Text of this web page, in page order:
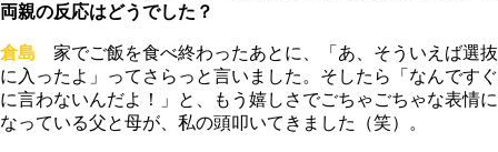
両親の反応はどうでした？
倉島 家でご飯を食べ終わったあとに、「あ、そういえば選抜
に入ったよ」ってさらっと言いました。そしたら「なんですぐ
に言わないんだよ！」と、もう嬉しさでごちゃごちゃな表情に
なっている父と母が、私の頭叩いてきました（笑）。